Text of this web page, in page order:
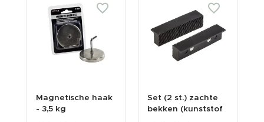
Magnetische haak
- 3,5 kg
Set (2 st.) zachte
bekken (kunststof